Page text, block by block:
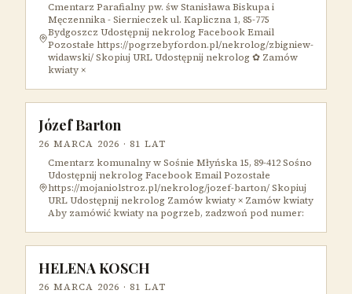
Cmentarz Parafialny pw. św Stanisława Biskupa i
Męczennika - Siernieczek ul. Kapliczna 1, 85-775
Bydgoszcz Udostępnij nekrolog Facebook Email
Pozostałe https://pogrzebyfordon.pl/nekrolog/zbigniew-
widawski/ Skopiuj URL Udostępnij nekrolog ✿ Zamów
kwiaty ×
Józef Barton
26 MARCA 2026 · 81 LAT
Cmentarz komunalny w Sośnie Młyńska 15, 89-412 Sośno
Udostępnij nekrolog Facebook Email Pozostałe
https://mojaniolstroz.pl/nekrolog/jozef-barton/ Skopiuj
URL Udostępnij nekrolog Zamów kwiaty × Zamów kwiaty
Aby zamówić kwiaty na pogrzeb, zadzwoń pod numer:
HELENA KOSCH
26 MARCA 2026 · 81 LAT